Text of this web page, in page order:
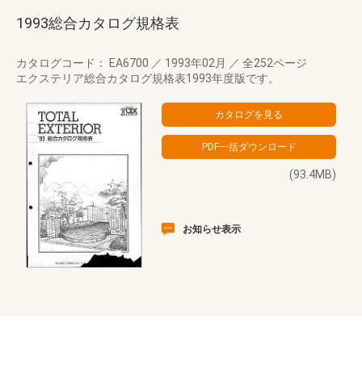
1993総合カタログ規格表
カタログコード： EA6700 ／ 1993年02月 ／ 全252ページ
エクステリア総合カタログ規格表1993年度版です。
(93.4MB)
お知らせ表示